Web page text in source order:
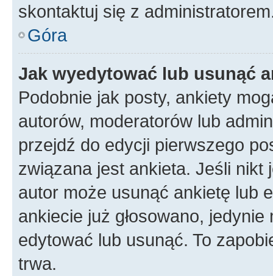
skontaktuj się z
Góra
Jak wyedytować lub usunąć
Podobnie jak posty, ankiety
autorów, moderatorów lub
przejdź do edycji pierwszego
związana jest ankieta. Jeśli nikt
autor może usunąć ankietę lub
ankiecie już głosowano,
edytować lub usunąć. To
trwa.